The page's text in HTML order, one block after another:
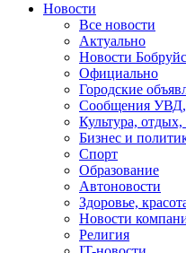
Новости
Все новости
Актуально
Новости
Официально
Городские
Сообщения
Культура, отдых,
Бизнес и
Спорт
Образование
Автоновости
Здоровье,
Новости
Религия